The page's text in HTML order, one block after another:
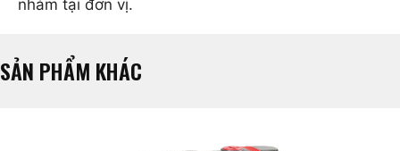
nhám tại đơn vị.
SẢN PHẨM KHÁC